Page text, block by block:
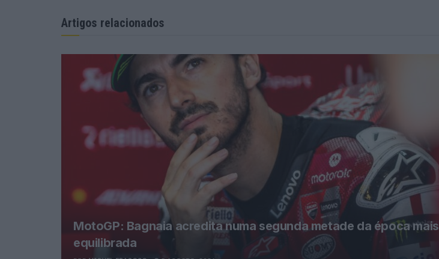
Artigos relacionados
MotoGP: Bagnaia acredita numa segunda metade da época mais
equilibrada